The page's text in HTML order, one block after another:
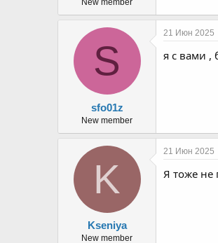
New member
S
sfo01z
New member
21 Июн 2025
я с вами ,
K
Kseniya
New member
21 Июн 2025
Я тоже не